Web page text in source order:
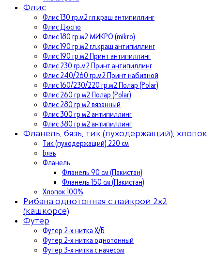
Флис
Флис 130 гр.м2 гл.краш антипиллинг
Флис Дюспо
Флис 180 гр.м2 МИКРО (mikro)
Флис 190 гр.м2 гл.краш антипиллинг
Флис 190 гр.м2 Принт антипиллинг
Флис 230 гр.м2 Принт антипиллинг
Флис 240/260 гр.м2 Принт набивной
Флис 160/230/220 гр.м2 Полар (Polar)
Флис 260 гр.м2 Полар (Polar)
Флис 280 гр м2 вязанный
Флис 300 гр.м2 антипиллинг
Флис 380 гр.м2 антипиллинг
Фланель, бязь, тик (пуходержащий), хлопок
Тик (пуходержащий) 220 см
Бязь
Фланель
Фланель 90 см (Пакистан)
Фланель 150 см (Пакистан)
Хлопок 100%
Рибана однотонная с лайкрой 2х2
(кашкорсе)
Футер
Футер 2-х нитка Х/Б
Футер 2-х нитка однотонный
Футер 3-х нитка с начесом